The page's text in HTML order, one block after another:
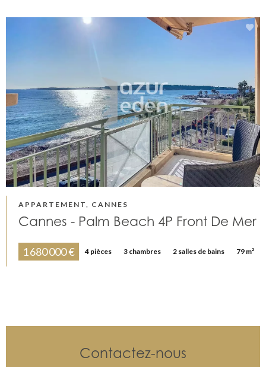
APPARTEMENT, CANNES
Cannes - Palm Beach 4P Front De Mer
1 680 000 € 4 pièces 3 chambres 2 salles de bains 79 m²
Contactez-nous